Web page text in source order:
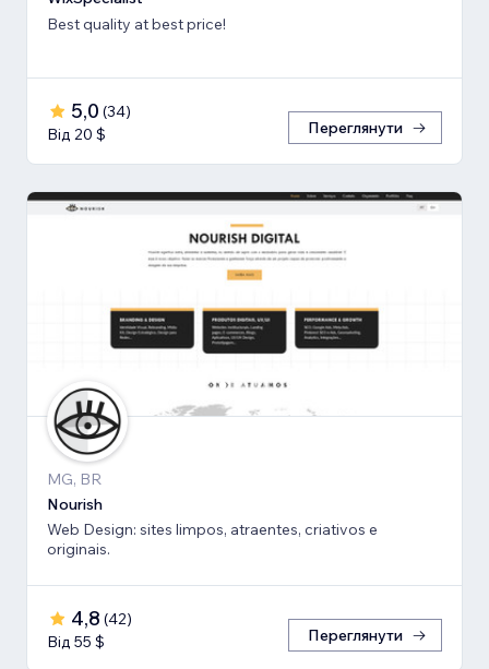
Best quality at best price!
5,0 (34)
Від 20 $
Переглянути
MG, BR
Nourish
Web Design: sites limpos, atraentes, criativos e
originais.
4,8 (42)
Від 55 $
Переглянути